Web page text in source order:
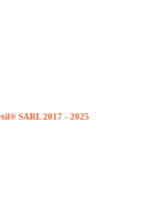
SARL 2017 - 2025